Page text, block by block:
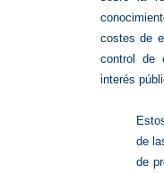
costes de
control de
interés
de
de